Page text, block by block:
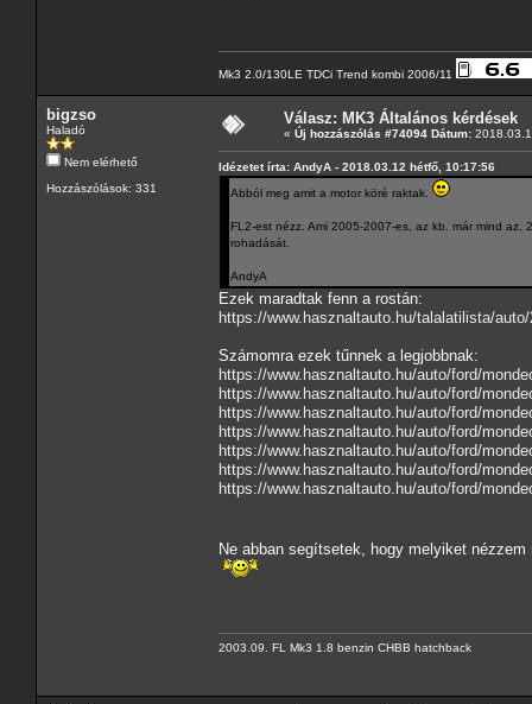
Mk3 2.0/130LE TDCi Trend kombi 2006/11
bigzso
Haladó
Nem elérhető
Hozzászólások: 331
Válasz: MK3 Általános kérdések
« Új hozzászólás #74094 Dátum:
Idézetet írta: AndyA - 2018.03.12 hétfő, 10:17:56
Abból meg amit a motor köré raktak.
FL2-est nézz. Ami 2005-2007-es, az kb. már mind
rohadását.
AndyA
Ezek maradtak fenn a rostán:
https://www.hasznaltauto.hu/talalatilista/
Számomra ezek tűnnek a legjobbnak:
https://www.hasznaltauto.hu/auto/ford/
https://www.hasznaltauto.hu/auto/ford/
https://www.hasznaltauto.hu/auto/ford/
https://www.hasznaltauto.hu/auto/ford/
https://www.hasznaltauto.hu/auto/ford/
https://www.hasznaltauto.hu/auto/ford/
https://www.hasznaltauto.hu/auto/ford/
Ne abban segítsetek, hogy melyiket
2003.09. FL Mk3 1.8 benzin CHBB hatchback